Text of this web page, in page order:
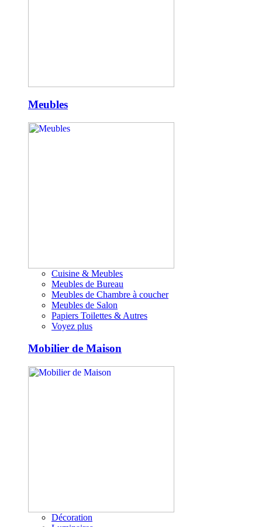
Meubles
Cuisine & Meubles
Meubles de Bureau
Meubles de Chambre à coucher
Meubles de Salon
Papiers Toilettes & Autres
Voyez plus
Mobilier de Maison
Décoration